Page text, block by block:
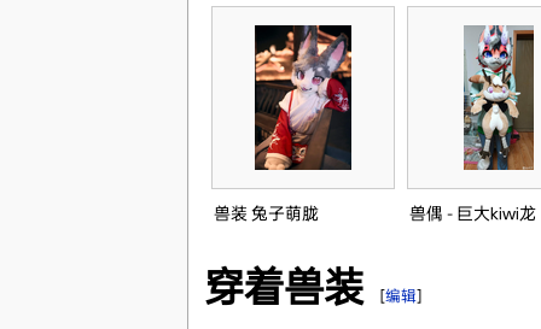
兽装 兔子萌胧 兽偶 - 巨大kiwi龙
穿着兽装 [编辑]